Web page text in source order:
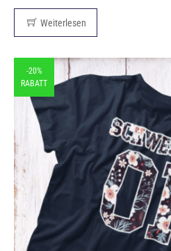
Weiterlesen
-20%
RABATT